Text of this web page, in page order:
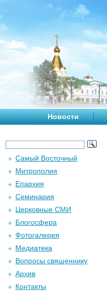
Новости
Самый Восточный
Митрополия
Епархия
Семинария
Церковные СМИ
Блогосфера
Фотогалерея
Медиатека
Вопросы священнику
Архив
Контакты